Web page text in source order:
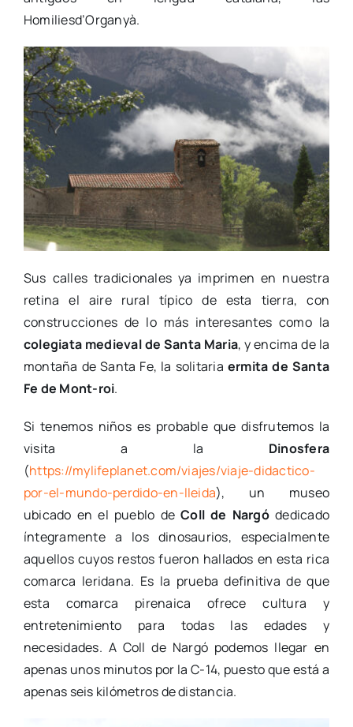
Homiliesd’Organyà.
Sus calles tradicionales ya imprimen en nuestra
retina el aire rural típico de esta tierra, con
construcciones de lo más interesantes como la
colegiata medieval de Santa Maria, y encima de la
montaña de Santa Fe, la solitaria ermita de Santa
Fe de Mont-roi.
Si tenemos niños es probable que disfrutemos la
visita a la Dinosfera
(https://mylifeplanet.com/viajes/viaje-didactico-
por-el-mundo-perdido-en-lleida), un museo
ubicado en el pueblo deColl de Nargódedicado
íntegramente a los dinosaurios, especialmente
aquellos cuyos restos fueron hallados en esta rica
comarca leridana. Es la prueba definitiva de que
esta comarca pirenaica ofrece cultura y
entretenimiento para todas las edades y
necesidades. A Coll de Nargó podemos llegar en
apenas unos minutos por la C-14, puesto que está a
apenas seis kilómetros de distancia.